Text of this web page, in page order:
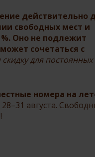
действительно
свободных мест и
Оно не подлежит
сочетаться с
для постоянных
номера на
28–31 августа.